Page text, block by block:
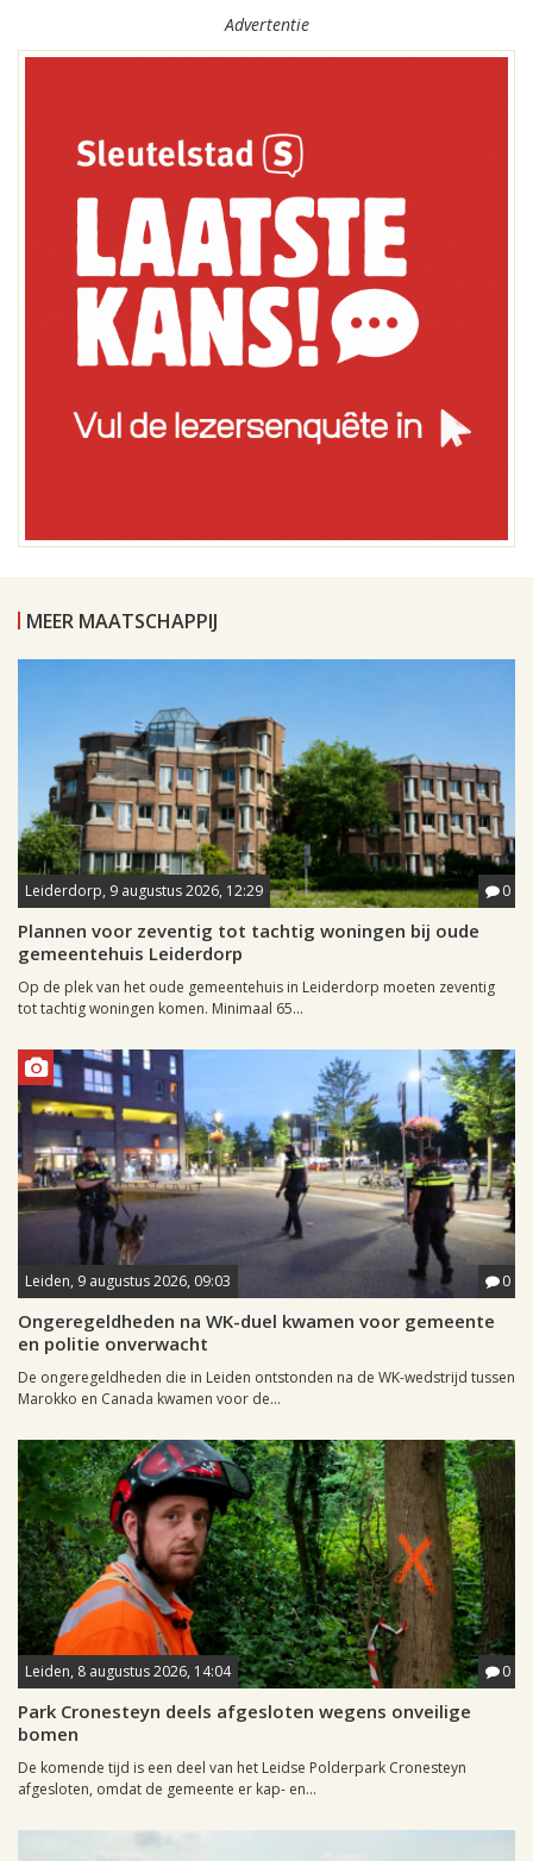
Advertentie
MEER MAATSCHAPPIJ
Leiderdorp, 9 augustus 2026, 12:29 0
Plannen voor zeventig tot tachtig woningen bij oude
gemeentehuis Leiderdorp
Op de plek van het oude gemeentehuis in Leiderdorp moeten zeventig
tot tachtig woningen komen. Minimaal 65...
Leiden, 9 augustus 2026, 09:03 0
Ongeregeldheden na WK-duel kwamen voor gemeente
en politie onverwacht
De ongeregeldheden die in Leiden ontstonden na de WK-wedstrijd tussen
Marokko en Canada kwamen voor de...
Leiden, 8 augustus 2026, 14:04 0
Park Cronesteyn deels afgesloten wegens onveilige
bomen
De komende tijd is een deel van het Leidse Polderpark Cronesteyn
afgesloten, omdat de gemeente er kap- en...